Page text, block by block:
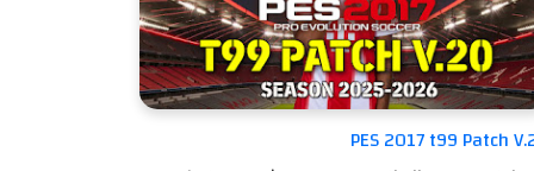
PES 2017 t99 Patch